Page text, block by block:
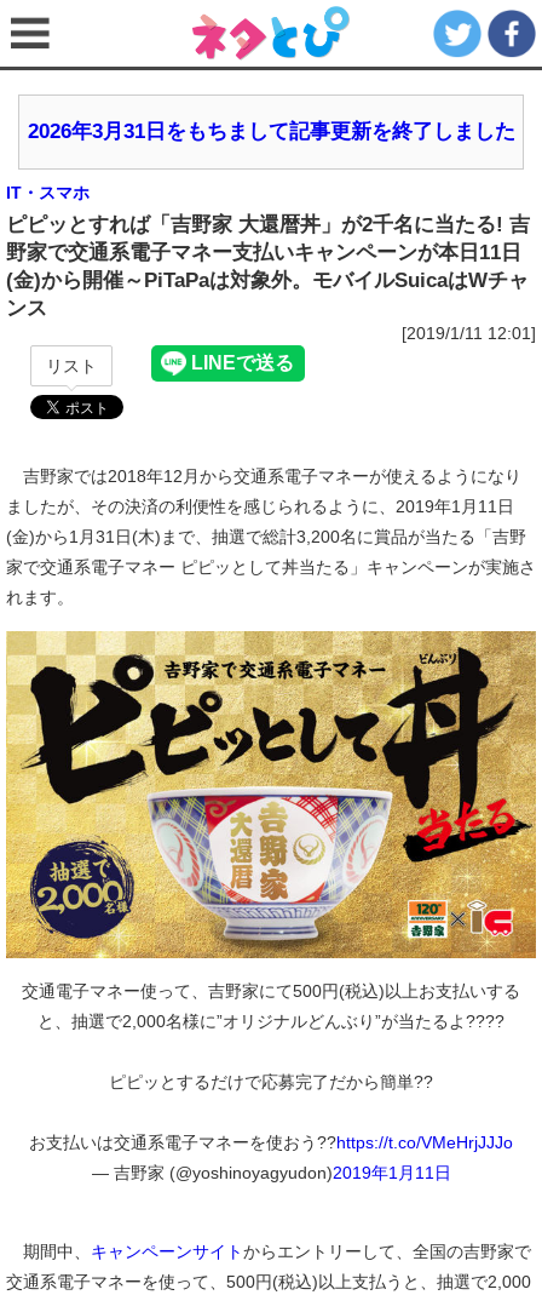
2026年3月31日をもちまして記事更新を終了しました
IT・スマホ
ピピッとすれば「吉野家 大還暦丼」が2千名に当たる! 吉
野家で交通系電子マネー支払いキャンペーンが本日11日
(金)から開催～PiTaPaは対象外。モバイルSuicaはWチャ
ンス
[2019/1/11 12:01]
リスト
吉野家では2018年12月から交通系電子マネーが使えるようになり
ましたが、その決済の利便性を感じられるように、2019年1月11日
(金)から1月31日(木)まで、抽選で総計3,200名に賞品が当たる「吉野
家で交通系電子マネー ピピッとして丼当たる」キャンペーンが実施さ
れます。
交通電子マネー使って、吉野家にて500円(税込)以上お支払いする
と、抽選で2,000名様に”オリジナルどんぶり”が当たるよ????
ピピッとするだけで応募完了だから簡単??
お支払いは交通系電子マネーを使おう??https://t.co/VMeHrjJJJo
— 吉野家 (@yoshinoyagyudon)2019年1月11日
期間中、 キャンペーンサイトからエントリーして、全国の吉野家で
交通系電子マネーを使って、500円(税込)以上支払うと、抽選で2,000